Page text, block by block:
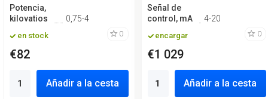
Potencia,
kilovatios
0,75-4
en stock 0
€82
Añadir a la cesta
Señal de
control, mA
4-20
encargar 0
€1 029
Añadir a la cesta